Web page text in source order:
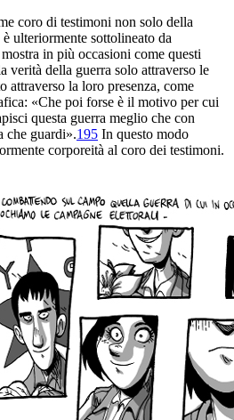
coro di testimoni non solo della
ulteriormente sottolineato da
in più occasioni come questi
verità della guerra solo attraverso le
attraverso la loro presenza, come
: «Che poi forse è il motivo per cui
questa guerra meglio che con
che guardi».195 In questo modo
corporeità al coro dei testimoni.